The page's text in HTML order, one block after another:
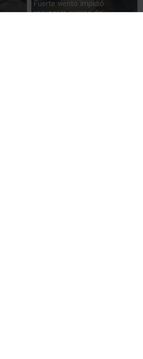
Fuerte viento impidió
recuperar cuerpo de